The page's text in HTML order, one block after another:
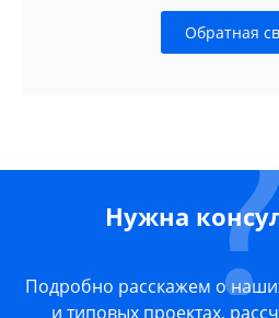
Обратная
Нужна
Подробно расскажем о
и типовых проектах,